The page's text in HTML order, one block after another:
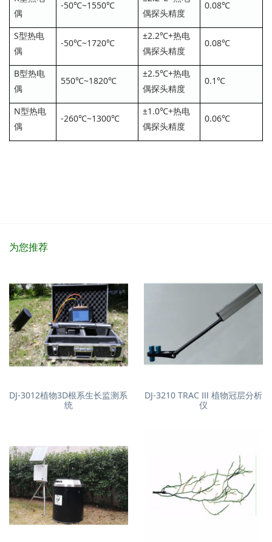
偶
-50℃~1550℃
偶探头精度
0.08℃
S型热电
偶
-50℃~1720℃
±2.2℃+热电
偶探头精度
0.08℃
B型热电
偶
550℃~1820℃
±2.5℃+热电
偶探头精度
0.1℃
N型热电
偶
-260℃~1300℃
±1.0℃+热电
偶探头精度
0.06℃
为您推荐
DJ-3012植物3D根系生长监测系
统
DJ-3210 TRAC Ⅲ 植物冠层分析
仪